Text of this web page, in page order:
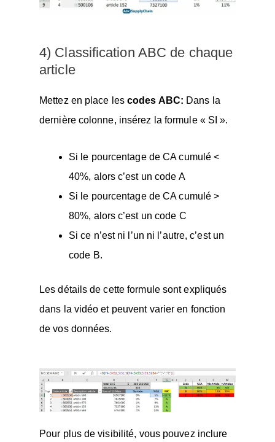
4) Classification ABC de chaque
article
Mettez en place les codes ABC: Dans la
dernière colonne, insérez la formule « SI ».
Si le pourcentage de CA cumulé <
40%, alors c’est un code A
Si le pourcentage de CA cumulé >
80%, alors c’est un code C
Si ce n’est ni l’un ni l’autre, c’est un
code B.
Les détails de cette formule sont expliqués
dans la vidéo et peuvent varier en fonction
de vos données.
Pour plus de visibilité, vous pouvez inclure